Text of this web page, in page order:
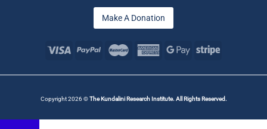
Make A Donation
Copyright 2026 ©The Kundalini Research Institute. All Rights Reserved.